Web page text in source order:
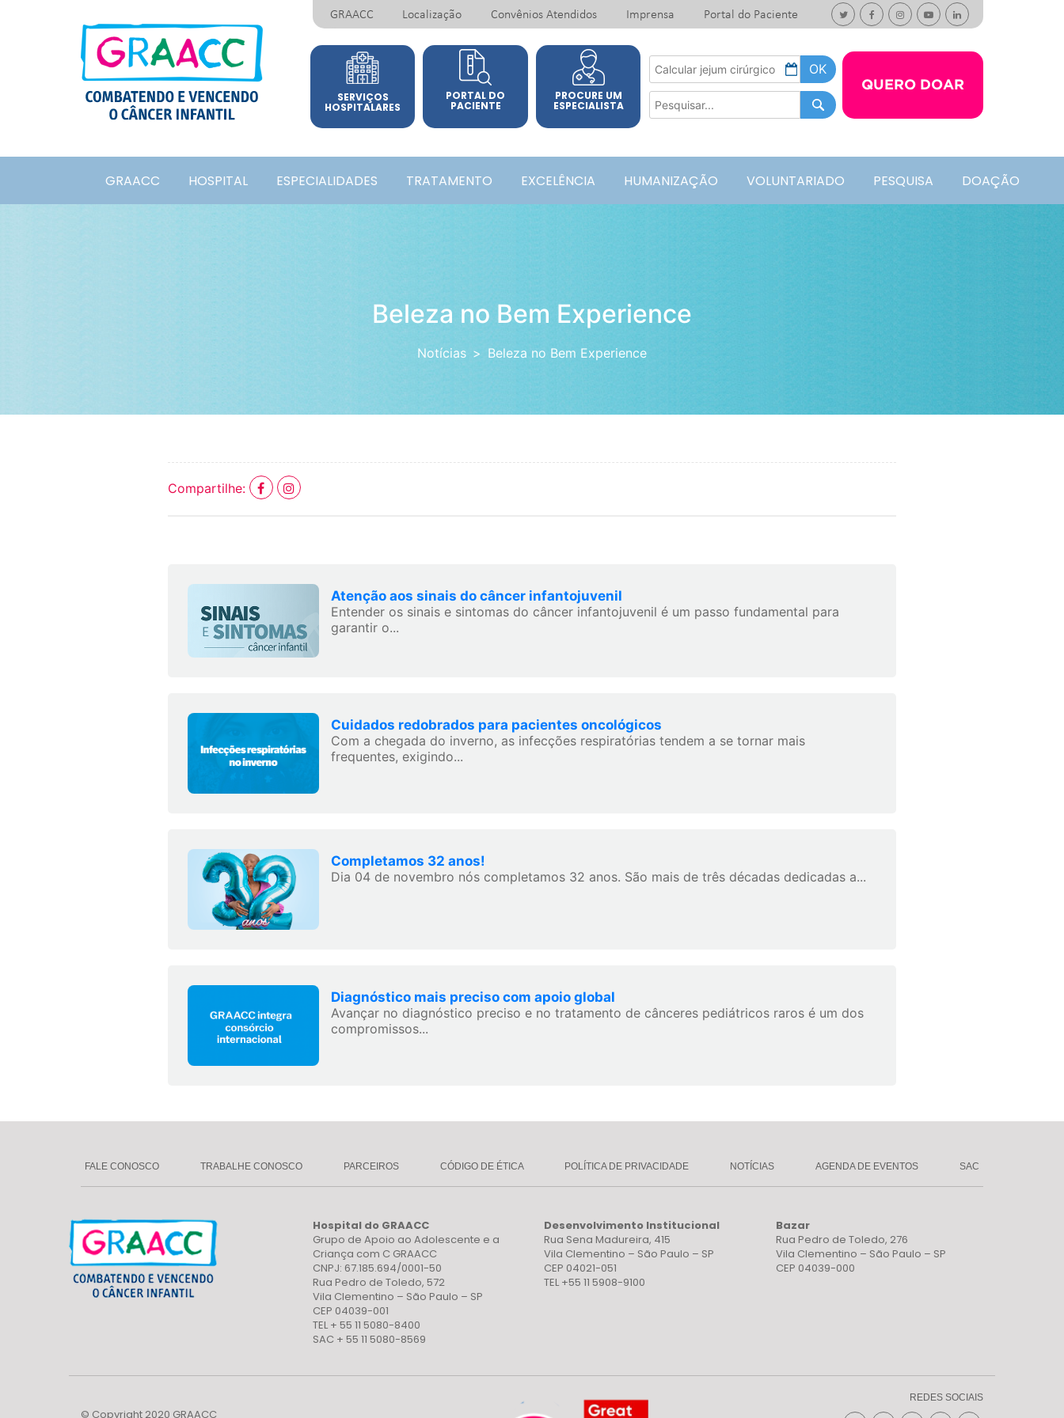
GRAACC Localização Convênios Atendidos Imprensa Portal do Paciente
SERVIÇOS
HOSPITALARES
PORTAL DO
PACIENTE
PROCURE UM
ESPECIALISTA
QUERO DOAR
GRAACC HOSPITAL ESPECIALIDADES TRATAMENTO EXCELÊNCIA HUMANIZAÇÃO VOLUNTARIADO PESQUISA DOAÇÃO
Beleza no Bem Experience
Notícias Beleza no Bem Experience
Compartilhe:
Atenção aos sinais do câncer infantojuvenil
Entender os sinais e sintomas do câncer infantojuvenil é um passo fundamental para
garantir o...
Cuidados redobrados para pacientes oncológicos
Com a chegada do inverno, as infecções respiratórias tendem a se tornar mais
frequentes, exigindo...
Completamos 32 anos!
Dia 04 de novembro nós completamos 32 anos. São mais de três décadas dedicadas a...
Diagnóstico mais preciso com apoio global
Avançar no diagnóstico preciso e no tratamento de cânceres pediátricos raros é um dos
compromissos...
FALE CONOSCO TRABALHE CONOSCO PARCEIROS CÓDIGO DE ÉTICA POLÍTICA DE PRIVACIDADE NOTÍCIAS AGENDA DE EVENTOS SAC
Hospital do GRAACC
Grupo de Apoio ao Adolescente e a
Criança com C GRAACC
CNPJ: 67.185.694/0001-50
Rua Pedro de Toledo, 572
Vila Clementino – São Paulo – SP
CEP 04039-001
TEL + 55 11 5080-8400
SAC + 55 11 5080-8569
Desenvolvimento Institucional
Rua Sena Madureira, 415
Vila Clementino – São Paulo – SP
CEP 04021-051
TEL +55 11 5908-9100
Bazar
Rua Pedro de Toledo, 276
Vila Clementino – São Paulo – SP
CEP 04039-000
© Copyright 2020 GRAACC
REDES SOCIAIS